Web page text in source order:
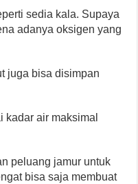
sedia kala. Supaya
adanya oksigen yang
juga bisa disimpan
air maksimal
peluang jamur untuk
bisa saja membuat